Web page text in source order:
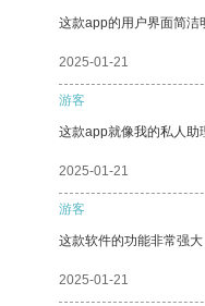
这款app的用户界面简洁
2025-01-21
游客
这款app就像我的私人助
2025-01-21
游客
这款软件的功能非常强大
2025-01-21